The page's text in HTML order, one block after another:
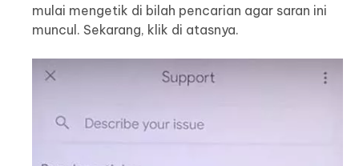
mulai mengetik di bilah pencarian agar saran ini
muncul. Sekarang, klik di atasnya.